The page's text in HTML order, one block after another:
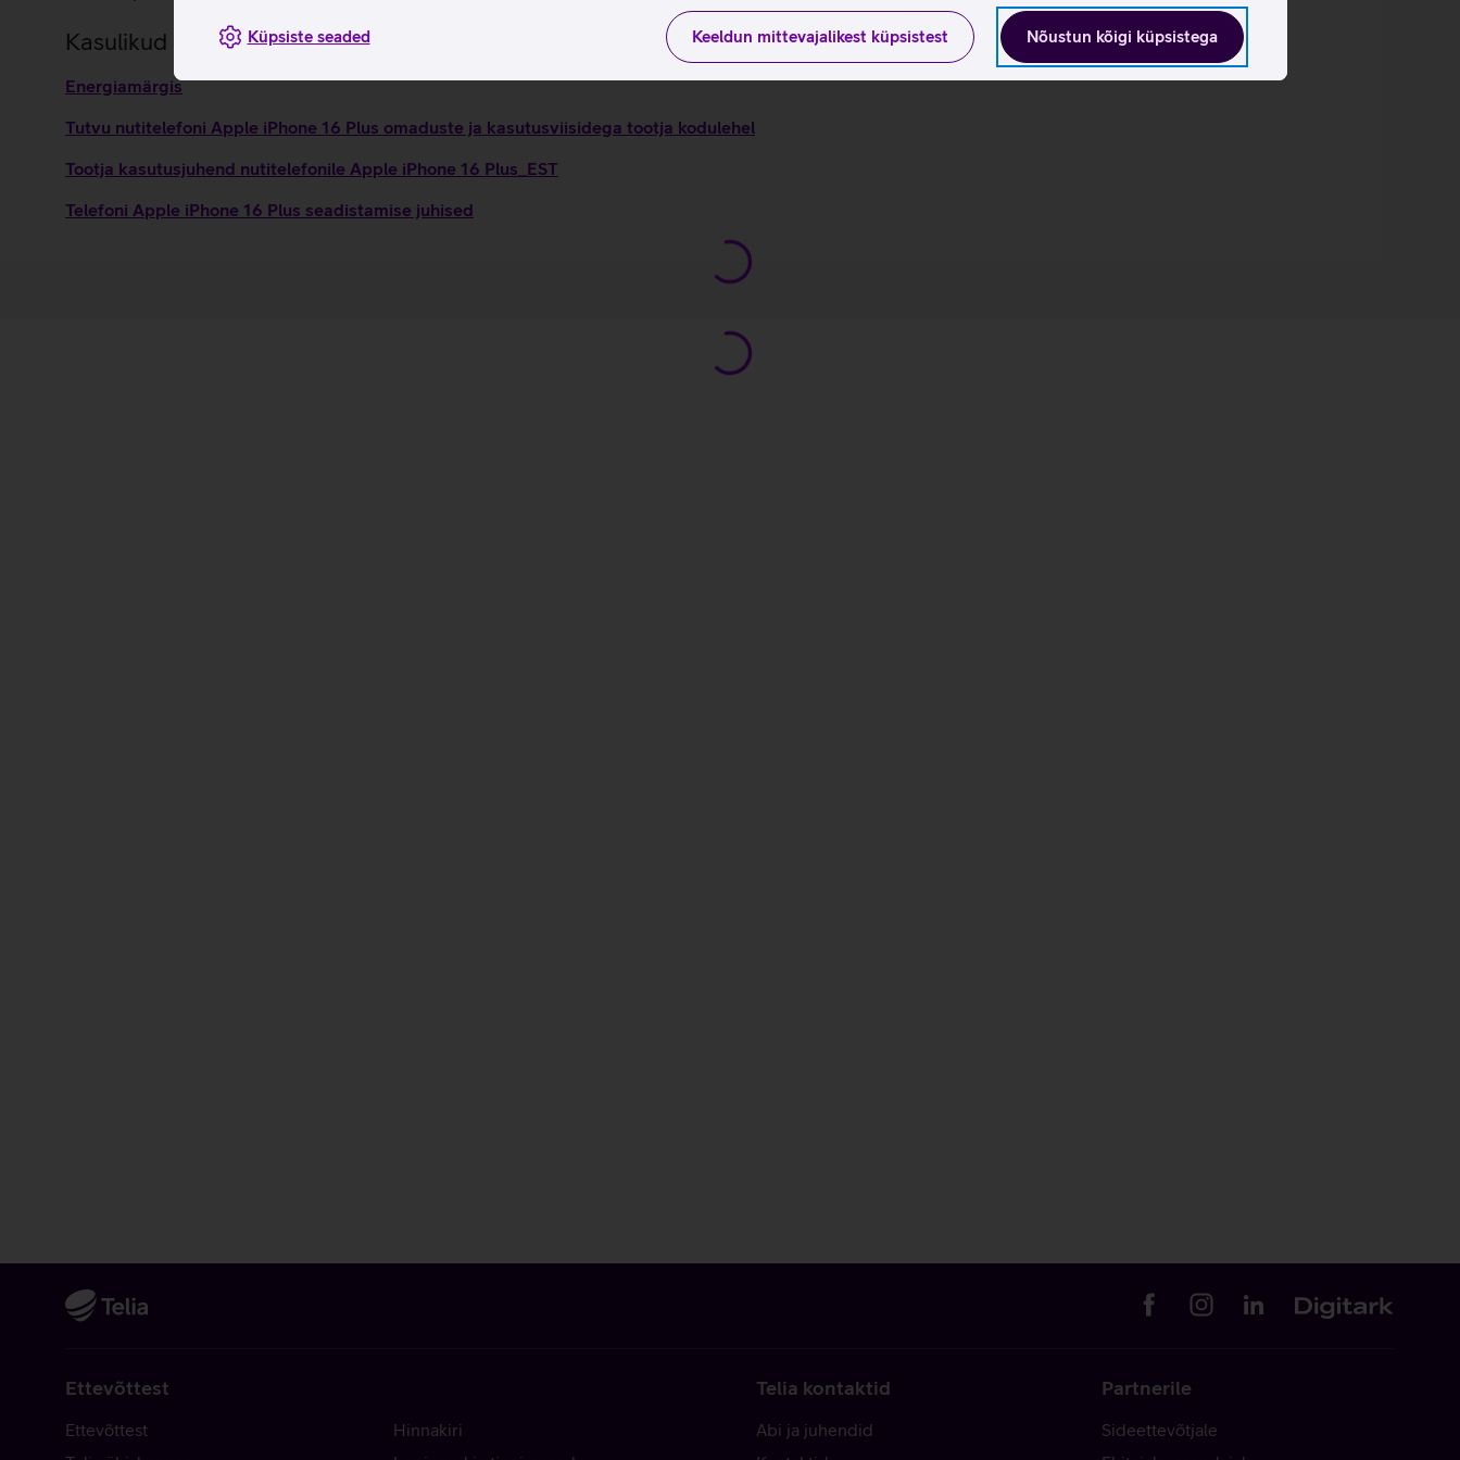
Nõustun kõigi küpsistega
Keeldun mittevajalikest küpsistest
Küpsiste seaded
Kasulikud lingid
Energiamärgis
Tutvu nutitelefoni Apple iPhone 16 Plus omaduste ja kasutusviisidega tootja kodulehel
Tootja kasutusjuhend nutitelefonile Apple iPhone 16 Plus_EST
Telefoni Apple iPhone 16 Plus seadistamise juhised
Ettevõttest
Ettevõttest
Hinnakiri
Telia kontaktid
Abi ja juhendid
Partnerile
Sideettevõtjale